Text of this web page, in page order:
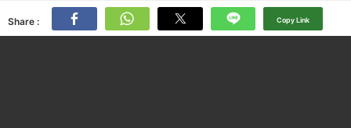
Share : Copy Link